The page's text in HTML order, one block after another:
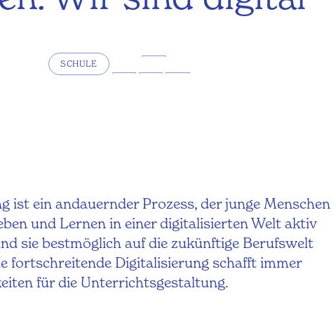
SCHULE
ist ein andauernder Prozess, der junge Menschen
und Lernen in einer digitalisierten Welt aktiv
sie bestmöglich auf die zukünftige Berufswelt
fortschreitende Digitalisierung schafft immer
für die Unterrichtsgestaltung.